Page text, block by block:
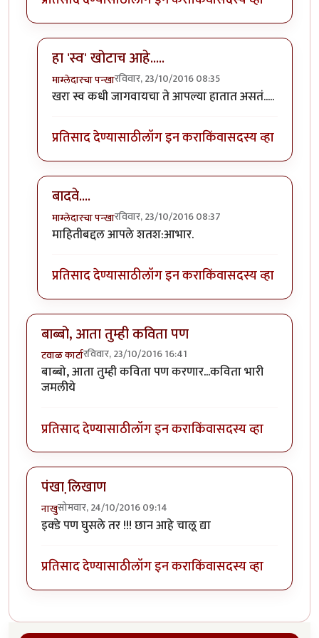
हा 'स्व' खोटाच आहे.....
माम्लेदारचा पन्खारविवार, 23/10/2016 08:35
In reply toतुमच्या काव्याच्या शिर्षकातbyसतिश गावडे
खरा स्व कधी जागवायचा ते आपल्या हातात असतं.....
प्रतिसाद देण्यासाठीलॉग इन कराकिंवासदस्य व्हा
बादवे....
माम्लेदारचा पन्खारविवार, 23/10/2016 08:37
In reply toतुमच्या काव्याच्या शिर्षकात
माहितीबद्दल आपले शतश:आभार.
प्रतिसाद देण्यासाठीलॉग इन कराकिंवासदस्य व्हा
बाब्बो, आता तुम्ही कविता पण
टवाळ कार्टारविवार, 23/10/2016 16:41
बाब्बो, आता तुम्ही कविता पण करणार...कविता भारी
जमलीये
प्रतिसाद देण्यासाठीलॉग इन कराकिंवासदस्य व्हा
पंखा लि़खाण
नाखुसोमवार, 24/10/2016 09:14
इक्डे पण घुसले तर !!! छान आहे चालू द्या
प्रतिसाद देण्यासाठीलॉग इन कराकिंवासदस्य व्हा